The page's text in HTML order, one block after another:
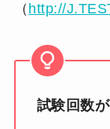
（ http://
試験回数